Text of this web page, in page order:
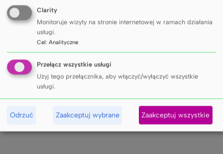
INNE WYDARZENIA
SIE26
Konferencja ESSSB 2026 - 21st
European Symposium on Suicide
Radisson Blu Hotel Lietuva, Wilno
DODAJ DO KALENDARZA
Clarity
Monitoruje wizyty na stronie internetowej w ramach działania
usługi.
Cel: Analityczne
Przełącz wszystkie usługi
Użyj tego przełącznika, aby włączyć/wyłączyć wszystkie
usługi.
Odrzuć Zaakceptuj wybrane Zaakceptuj wszystkie